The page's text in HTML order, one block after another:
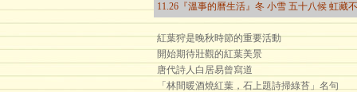
11.26『溫事的曆生活』冬 小雪 五十八候 虹藏
紅葉狩是晚秋時節的重要活動
開始期待壯觀的紅葉美景
唐代詩人白居易曾寫道
「林間暖酒燒紅葉，石上題詩掃綠苔」名句